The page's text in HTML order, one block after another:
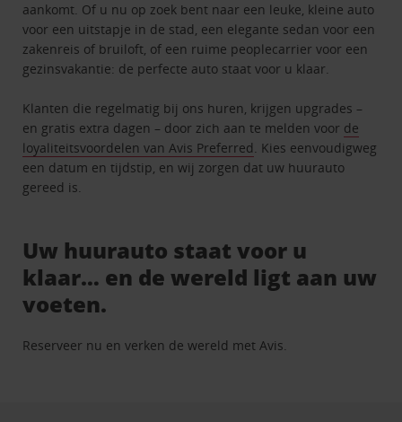
aankomt. Of u nu op zoek bent naar een leuke, kleine auto
voor een uitstapje in de stad, een elegante sedan voor een
zakenreis of bruiloft, of een ruime peoplecarrier voor een
gezinsvakantie: de perfecte auto staat voor u klaar.
Klanten die regelmatig bij ons huren, krijgen upgrades –
en gratis extra dagen – door zich aan te melden voor de
loyaliteitsvoordelen van Avis Preferred. Kies eenvoudigweg
een datum en tijdstip, en wij zorgen dat uw huurauto
gereed is.
Uw huurauto staat voor u
klaar… en de wereld ligt aan uw
voeten.
Reserveer nu en verken de wereld met Avis.